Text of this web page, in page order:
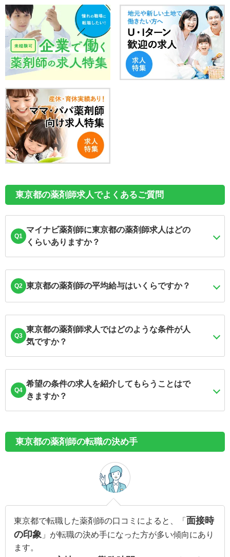
東京都の薬剤師求人でよくあるご質問
Q1
マイナビ薬剤師に東京都の薬剤師求人はどの
くらいありますか？
Q2 東京都の薬剤師の平均給与はいくらですか？
Q3
東京都の薬剤師求人ではどのような条件が人
気ですか？
Q4
希望の条件の求人を紹介してもらうことはで
きますか？
東京都の薬剤師の転職の決め手
東京都で転職した薬剤師の口コミによると、「 面接時
の印象 」が転職の決め手になった方が多い傾向にあり
ます。